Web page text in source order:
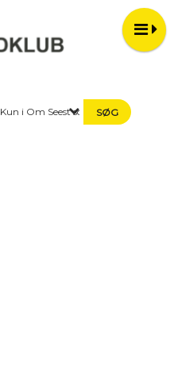
Kun i Om Seest sommercup